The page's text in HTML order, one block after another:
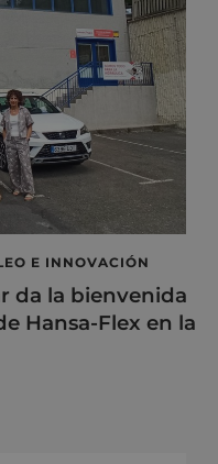
E INNOVACIÓN
da la bienvenida
Hansa-Flex en la